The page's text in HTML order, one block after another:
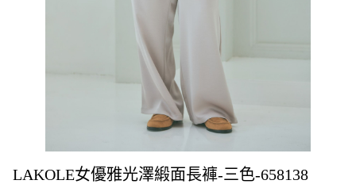
LAKOLE女優雅光澤緞面長褲-三色-658138